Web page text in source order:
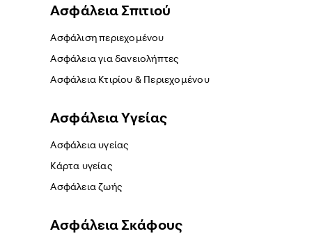
Ασφάλεια Σπιτιού
Ασφάλιση περιεχομένου
Ασφάλεια για δανειολήπτες
Ασφάλεια Κτιρίου & Περιεχομένου
Ασφάλεια Yγείας
Ασφάλεια υγείας
Κάρτα υγείας
Ασφάλεια ζωής
Ασφάλεια Σκάφους